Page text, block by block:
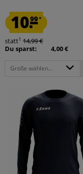
10.99*
statt1 14,99 €
Du sparst:
4,00 €
Größe wählen...